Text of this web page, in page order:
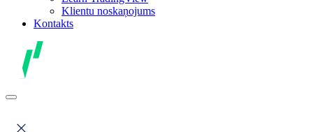
Klientu noskaņojums
Kontakts